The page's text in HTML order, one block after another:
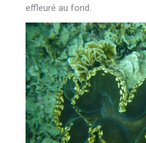
effleuré au fond.